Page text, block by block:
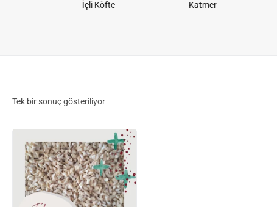
İçli Köfte Katmer
Tek bir sonuç gösteriliyor